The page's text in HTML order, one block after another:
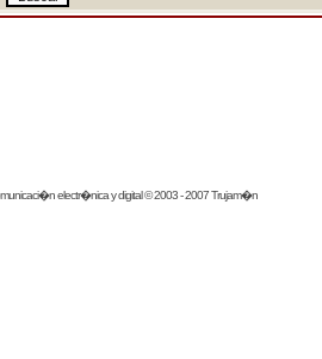
electr�nica y digital © 2003 - 2007 Trujam�n